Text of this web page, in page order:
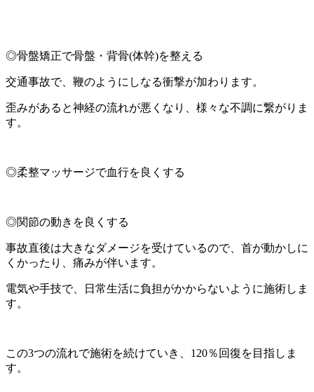
◎骨盤矯正で骨盤・背骨(体幹)を整える
交通事故で、鞭のようにしなる衝撃が加わります。
歪みがあると神経の流れが悪くなり、様々な不調に繋がりま
す。
◎柔整マッサージで血行を良くする
◎関節の動きを良くする
事故直後は大きなダメージを受けているので、首が動かしに
くかったり、痛みが伴います。
電気や手技で、日常生活に負担がかからないように施術しま
す。
この3つの流れで施術を続けていき、120％回復を目指しま
す。